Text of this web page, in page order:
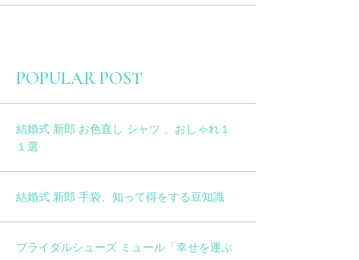
POPULAR POST
結婚式 新郎 お色直し シャツ 、おしゃれ１
１選
結婚式 新郎 手袋、知って得をする豆知識
ブライダルシューズ ミュール「幸せを運ぶ